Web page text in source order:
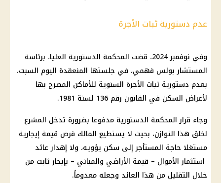
عدم دستورية ثبات الأجرة
وفي نوفمبر 2024، قضت المحكمة الدستورية العليا، برئاسة
المستشار بولس فهمي، في جلستها المنعقدة اليوم السبت،
بعدم دستورية ثبات الأجرة السنوية للأماكن المصرح بها
لأغراض السكن في القانون رقم 136 لسنة 1981.
وجاء قرار المحكمة الدستورية مدفوعا بضرورة تدخل المشرع
لخلق هذا التوازن، بحيث لا يستطيع المالك فرض قيمة إيجارية
مستغلا حاجة المستأجر إلى سكن يؤويه، ولا إهدار عائد
استثمار الأموال – قيمة الأراضي والمباني – بإيجار ثابت من
خلال التقليل من هذا العائد وجعله معدوماً.